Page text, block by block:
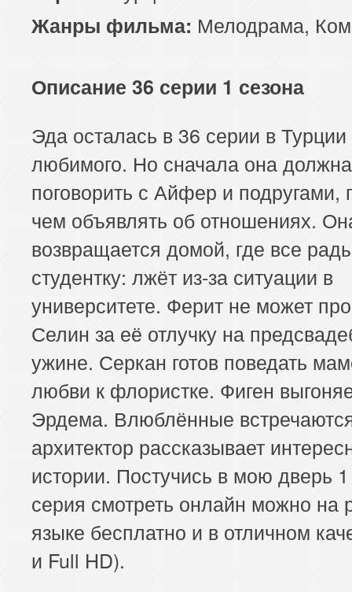
Жанры фильма: Мелодрама,
Описание 36 серии 1 сезона
Эда осталась в 36 серии в
любимого. Но сначала она должна
поговорить с Айфер и подругами,
чем объявлять об отношениях.
возвращается домой, где все
студентку: лжёт из-за ситуации в
университете. Ферит не может
Селин за её отлучку на
ужине. Серкан готов поведать
любви к флористке. Фиген
Эрдема. Влюблённые
архитектор рассказывает
истории. Постучись в мою дверь
серия смотреть онлайн можно на
языке бесплатно и в отличном
и Full HD).